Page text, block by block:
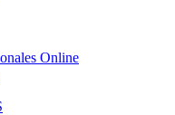
Online